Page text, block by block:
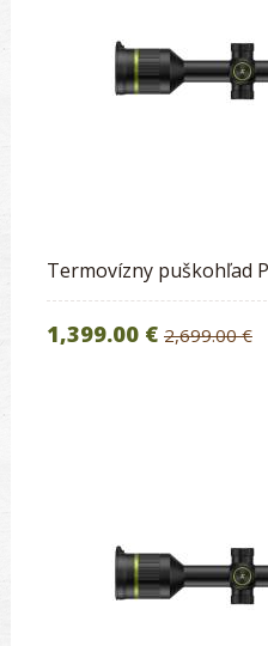
Termovízny puškohľad
1,399.00 € 2,699.00 €